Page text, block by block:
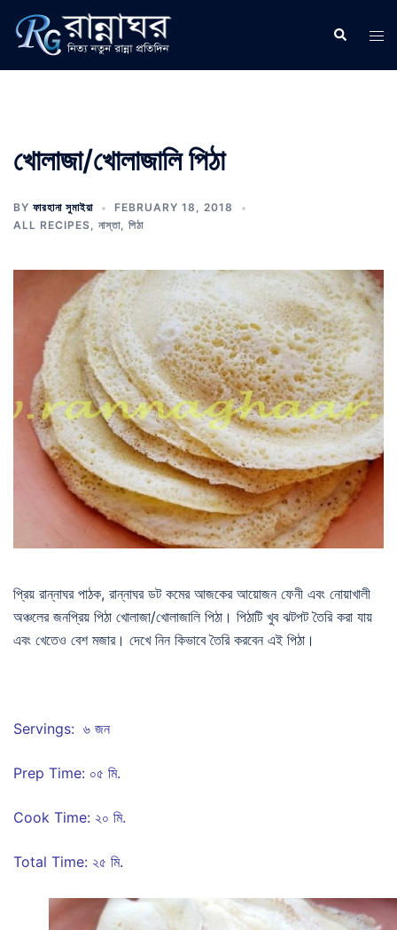
content
Search
খোলাজা/খোলাজালি পিঠা
BY ফারহানা সুমাইয়া
FEBRUARY 18, 2018
ALL RECIPES, নাস্তা, পিঠা
প্রিয় রান্নাঘর পাঠক, রান্নাঘর ডট কমের আজকের আয়োজন ফেনী এবং নোয়াখালী
অঞ্চলের জনপ্রিয় পিঠা খোলাজা/খোলাজালি পিঠা। পিঠাটি খুব ঝটপট তৈরি করা যায়
এবং খেতেও বেশ মজার। দেখে নিন কিভাবে তৈরি করবেন এই পিঠা।
Servings: ৬ জন
Prep Time: ০৫ মি.
Cook Time: ২০ মি.
Total Time: ২৫ মি.